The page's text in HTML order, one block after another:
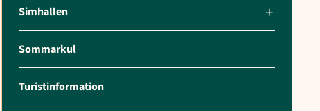
Simhallen
Sommarkul
Turistinformation